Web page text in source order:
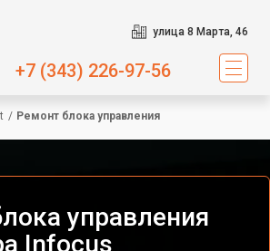
улица 8 Марта, 46
+7 (343) 226-97-56
/ Ремонт блока управления
управления
Infocus